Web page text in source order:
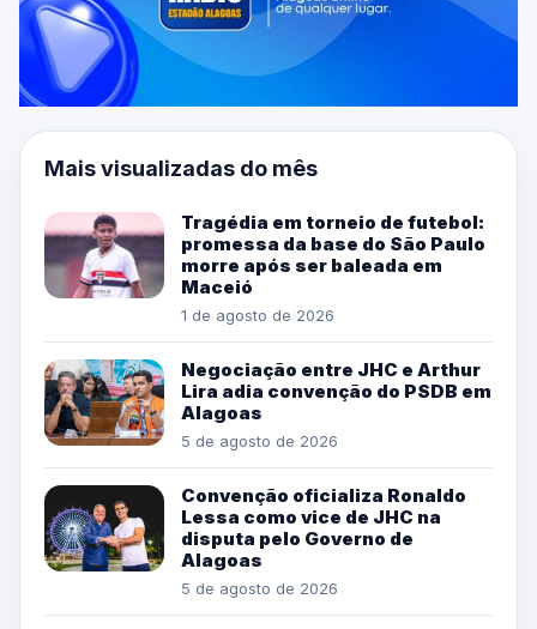
Mais visualizadas do mês
Tragédia em torneio de futebol:
promessa da base do São Paulo
morre após ser baleada em
Maceió
1 de agosto de 2026
Negociação entre JHC e Arthur
Lira adia convenção do PSDB em
Alagoas
5 de agosto de 2026
Convenção oficializa Ronaldo
Lessa como vice de JHC na
disputa pelo Governo de
Alagoas
5 de agosto de 2026